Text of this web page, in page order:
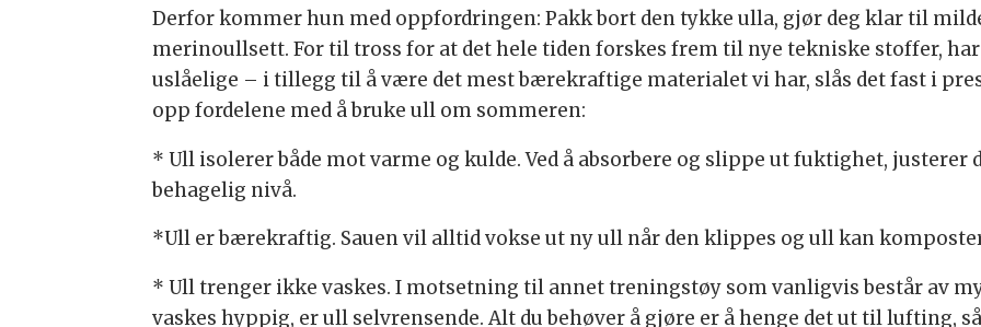
Derfor kommer hun med oppfordringen: Pakk bort den tykke ulla, gjør deg klar til
merinoullsett. For til tross for at det hele tiden forskes frem til nye tekniske stoffer,
uslåelige – i tillegg til å være det mest bærekraftige materialet vi har, slås det fast i
opp fordelene med å bruke ull om sommeren:
* Ull isolerer både mot varme og kulde. Ved å absorbere og slippe ut fuktighet,
behagelig nivå.
*Ull er bærekraftig. Sauen vil alltid vokse ut ny ull når den klippes og ull kan
* Ull trenger ikke vaskes. I motsetning til annet treningstøy som vanligvis består av
vaskes hyppig, er ull selvrensende. Alt du behøver å gjøre er å henge det ut til lufting,